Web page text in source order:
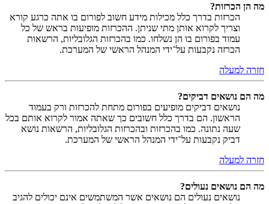
מה הן הכרזות?
הכרזות בדרך כלל מכילות מידע חשוב לפורום בו אתה כרגע קורא
וצריך לקרוא אותן מתי שניתן. ההכרזות מופיעות בראש של כל
עמוד בפורום בו הן נשלחו. כמו בהכרזות הגלובליות, הרשאות
הכרזה נקבעות על־ידי המנהל הראשי של המערכת.
חזרה למעלה
מה הם נושאים דביקים?
נושאים דביקים מופיעים בפורום מתחת להכרזות ורק בעמוד
הראשון. הם בדרך כלל חשובים כך שאתה אמור לקרוא אותם בכל
שעה נתונה. כמו בהכרזות ובהכרזות הגלובליות, הרשאות נושא
דביק נקבעות על־ידי המנהל הראשי של המערכת.
חזרה למעלה
מה הם נושאים נעולים?
נושאים נעולים הם נושאים אשר המשתמשים אינם יכולים להגיב